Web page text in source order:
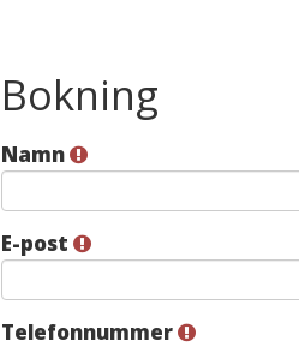
Bokning
Namn
E-post
Telefonnummer